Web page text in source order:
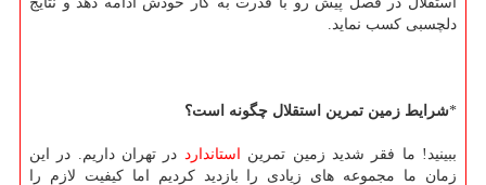
دلچسبی کسب نماید.
*شرایط زمین تمرین استقلال چگونه است؟
ببینید! ما فقر شدید زمین تمرین استاندارد در تهران داریم. در این
زمان ما مجموعه های زیادی را بازدید کردیم اما کیفیت لازم را